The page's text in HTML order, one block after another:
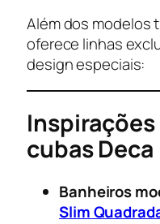
Além dos modelos
oferece linhas
design especiais:
cubas Deca
Banheiros
Slim